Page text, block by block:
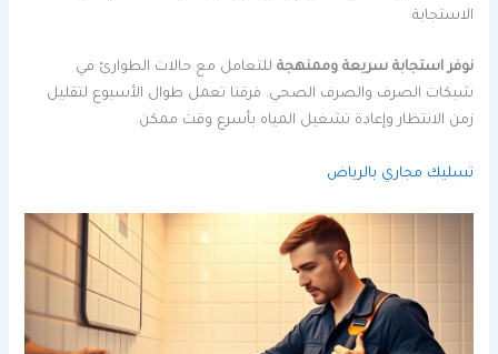
الاستجابة
نوفر استجابة سريعة وممنهجة للتعامل مع حالات الطوارئ في
شبكات الصرف والصرف الصحي. فرقنا تعمل طوال الأسبوع لتقليل
زمن الانتظار وإعادة تشغيل المياه بأسرع وقت ممكن.
تسليك مجاري بالرياض